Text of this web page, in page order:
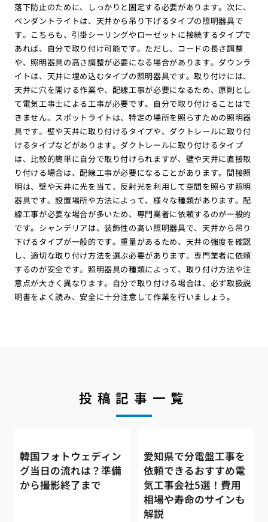
落下防止のために、しっかりと固定する必要があります。次に、
ペンダントライトは、天井から吊り下げるタイプの照明器具で
す。こちらも、引掛シーリングやローゼットに接続するタイプで
あれば、自分で取り付け可能です。ただし、コードの長さ調整
や、照明器具の高さ調整が必要になる場合があります。ダウンラ
イトは、天井に埋め込むタイプの照明器具です。取り付けには、
天井に穴を開ける作業や、配線工事が必要になるため、原則とし
て電気工事士による工事が必要です。自分で取り付けることはで
きません。スポットライトは、特定の場所を照らすための照明器
具です。壁や天井に取り付けるタイプや、ダクトレールに取り付
けるタイプなどがあります。ダクトレールに取り付けるタイプ
は、比較的簡単に自分で取り付けられますが、壁や天井に直接取
り付ける場合は、配線工事が必要になることがあります。間接照
明は、壁や天井に光を当て、反射光を利用して空間を照らす照明
器具です。設置場所や方法によって、様々な種類があります。配
線工事が必要な場合が多いため、専門業者に依頼するのが一般的
です。シャンデリアは、装飾性の高い照明器具で、天井から吊り
下げるタイプが一般的です。重量があるため、天井の強度を確認
し、適切な取り付け方法を選ぶ必要があります。専門業者に依頼
するのが安全です。照明器具の種類によって、取り付け方法や注
意点が大きく異なります。自分で取り付ける場合は、必ず取扱説
明書をよく読み、安全に十分注意して作業を行いましょう。
投稿記事一覧
韓国フォトウェディン
グ当日の流れは？準備
から撮影終了まで
愛知県で分電盤工事を
依頼できるおすすめ電
気工事会社5選！費用
相場や寿命のサインも
解説